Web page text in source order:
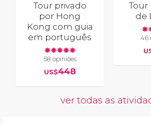
Tour privado
por Hong
Kong com guia
em português
58 opiniões
US$448
Tour
de
46
ver todas as